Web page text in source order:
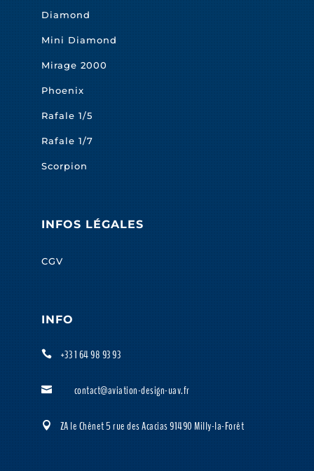
Diamond
Mini Diamond
Mirage 2000
Phoenix
Rafale 1/5
Rafale 1/7
Scorpion
INFOS LÉGALES
CGV
INFO
 +33 1 64 98 93 93
 contact@aviation-design-uav.fr
 ZA le Chênet 5 rue des Acacias 91490 Milly-la-Forêt